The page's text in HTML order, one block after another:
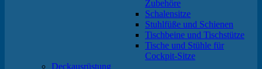
Zubehöre
Schalensitze
Stuhlfüße und Schienen
Tischbeine und Tischstütze
Tische und Stühle für
Cockpit-Sitze
Deckausrüstung